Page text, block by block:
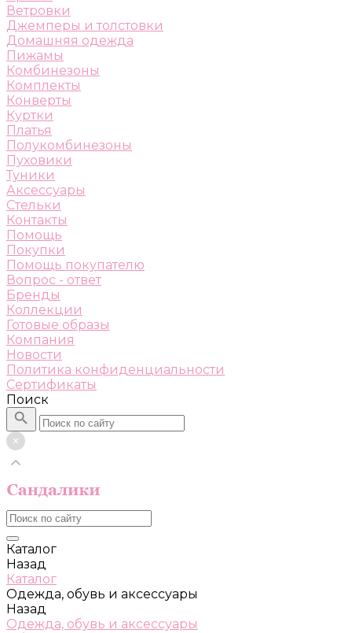
Ветровки
Джемперы и толстовки
Домашняя одежда
Пижамы
Комбинезоны
Комплекты
Конверты
Куртки
Платья
Полукомбинезоны
Пуховики
Туники
Аксессуары
Стельки
Контакты
Помощь
Покупки
Помощь покупателю
Вопрос - ответ
Бренды
Коллекции
Готовые образы
Компания
Новости
Политика конфиденциальности
Сертификаты
Поиск
Каталог
Назад
Каталог
Одежда, обувь и аксессуары
Назад
Одежда, обувь и аксессуары